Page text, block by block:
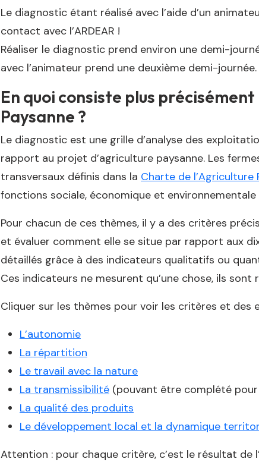
Le diagnostic étant réalisé avec l’aide d’un
contact avec l’ARDEAR !
Réaliser le diagnostic prend environ une demi-
avec l’animateur prend une deuxième demi-journée.
En quoi consiste plus
Paysanne ?
Le diagnostic est une grille d’analyse des
rapport au projet d’agriculture paysanne. Les
transversaux définis dans la Charte de l’Agriculture
fonctions sociale, économique et
Pour chacun de ces thèmes, il y a des critères
et évaluer comment elle se situe par rapport aux
détaillés grâce à des indicateurs qualitatifs ou
Ces indicateurs ne mesurent qu’une chose, ils
Cliquer sur les thèmes pour voir les critères et des
L’autonomie
La répartition
Le travail avec la nature
La transmissibilité (pouvant être complété
La qualité des produits
Le développement local et la dynamique
Attention : pour chaque critère, c’est le résultat de